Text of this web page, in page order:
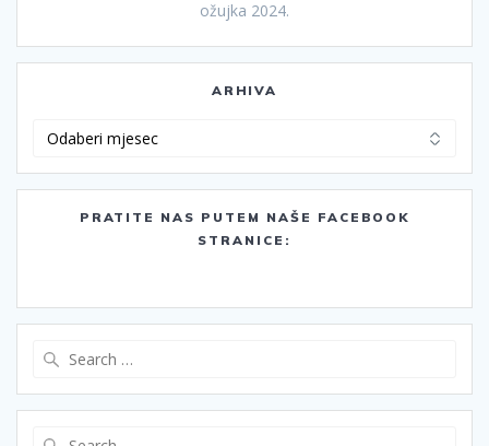
ožujka 2024.
ARHIVA
PRATITE NAS PUTEM NAŠE FACEBOOK
STRANICE: